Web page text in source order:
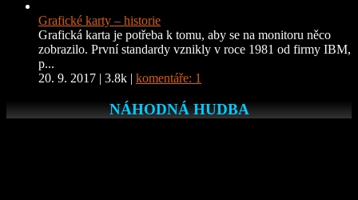
Grafické karty – historie
Grafická karta je potřeba k tomu, aby se na monitoru něco
zobrazilo. První standardy vznikly v roce 1981 od firmy IBM,
p...
20. 9. 2017 | 3.8k | komentáře: 1
NÁHODNÁ HUDBA